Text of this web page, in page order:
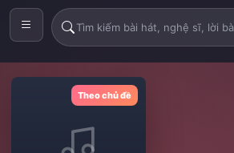
Theo chủ đề